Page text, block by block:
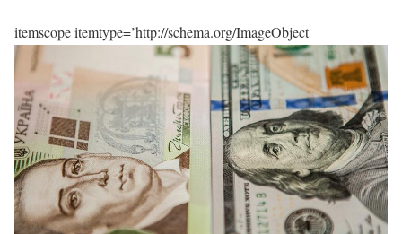
itemscope itemtype=’http://schema.org/ImageObject